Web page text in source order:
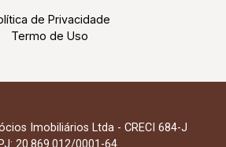
de Privacidade
Termo de Uso
Imobiliários Ltda - CRECI 684-J
20.869.012/0001-64